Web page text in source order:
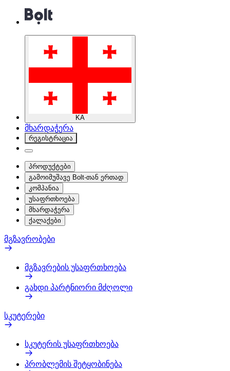
KA
მხარდაჭერა
რეგისტრაცია
პროდუქტები
გამოიმუშავე Bolt-თან ერთად
კომპანია
უსაფრთხოება
მხარდაჭერა
ქალაქები
მგზავრობები
მგზავრების უსაფრთხოება
გახდი პარტნიორი მძღოლი
სკუტერები
სკუტერის უსაფრთხოება
პრობლემის შეტყობინება